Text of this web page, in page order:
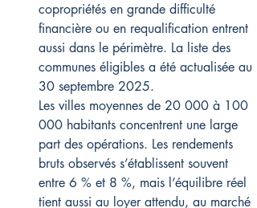
copropriétés en grande difficulté
financière ou en requalification entrent
aussi dans le périmètre. La liste des
communes éligibles a été actualisée au
30 septembre 2025.
Les villes moyennes de 20 000 à 100
000 habitants concentrent une large
part des opérations. Les rendements
bruts observés s’établissent souvent
entre 6 % et 8 %, mais l’équilibre réel
tient aussi au loyer attendu, au marché